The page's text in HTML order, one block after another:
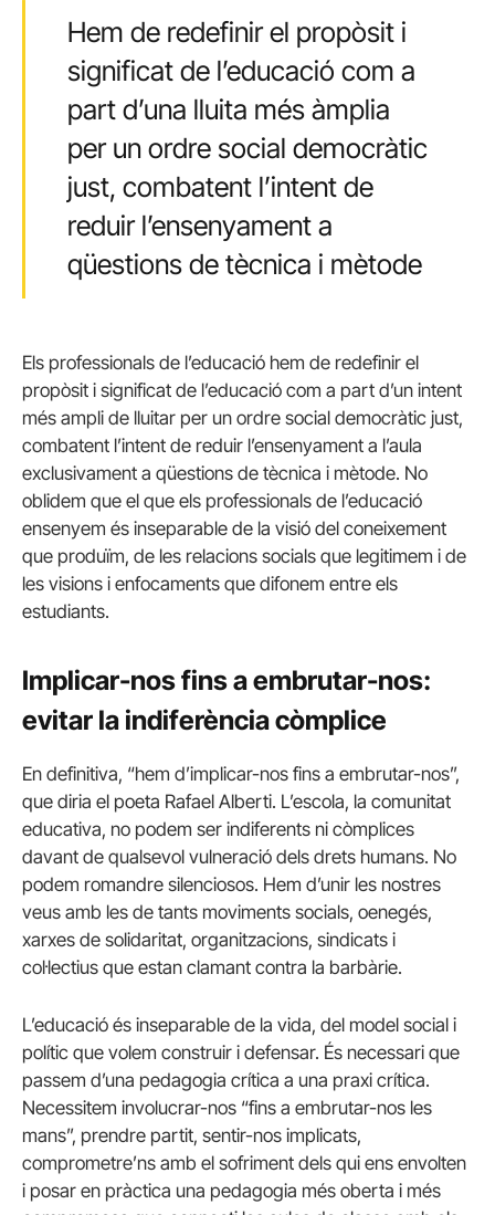
Hem de redefinir el propòsit i
significat de l’educació com a
part d’una lluita més àmplia
per un ordre social democràtic
just, combatent l’intent de
reduir l’ensenyament a
qüestions de tècnica i mètode
Els professionals de l’educació hem de redefinir el
propòsit i significat de l’educació com a part d’un intent
més ampli de lluitar per un ordre social democràtic just,
combatent l’intent de reduir l’ensenyament a l’aula
exclusivament a qüestions de tècnica i mètode. No
oblidem que el que els professionals de l’educació
ensenyem és inseparable de la visió del coneixement
que produïm, de les relacions socials que legitimem i de
les visions i enfocaments que difonem entre els
estudiants.
Implicar-nos fins a embrutar-nos:
evitar la indiferència còmplice
En definitiva, “hem d’implicar-nos fins a embrutar-nos”,
que diria el poeta Rafael Alberti. L’escola, la comunitat
educativa, no podem ser indiferents ni còmplices
davant de qualsevol vulneració dels drets humans. No
podem romandre silenciosos. Hem d’unir les nostres
veus amb les de tants moviments socials, oenegés,
xarxes de solidaritat, organitzacions, sindicats i
col·lectius que estan clamant contra la barbàrie.
L’educació és inseparable de la vida, del model social i
polític que volem construir i defensar. És necessari que
passem d’una pedagogia crítica a una praxi crítica.
Necessitem involucrar-nos “fins a embrutar-nos les
mans”, prendre partit, sentir-nos implicats,
comprometre’ns amb el sofriment dels qui ens envolten
i posar en pràctica una pedagogia més oberta i més